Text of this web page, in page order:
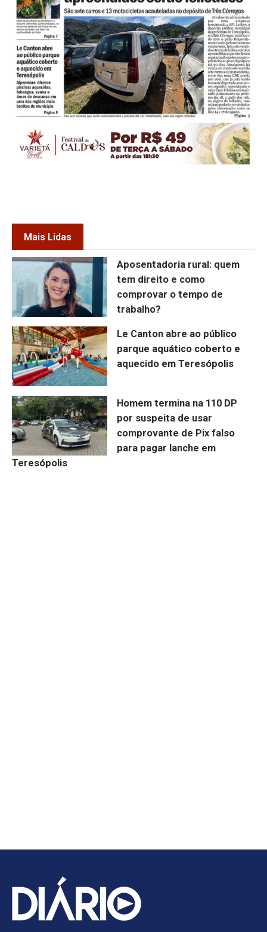
Mais Lidas
Aposentadoria rural: quem
tem direito e como
comprovar o tempo de
trabalho?
Le Canton abre ao público
parque aquático coberto e
aquecido em Teresópolis
Homem termina na 110 DP
por suspeita de usar
comprovante de Pix falso
para pagar lanche em
Teresópolis